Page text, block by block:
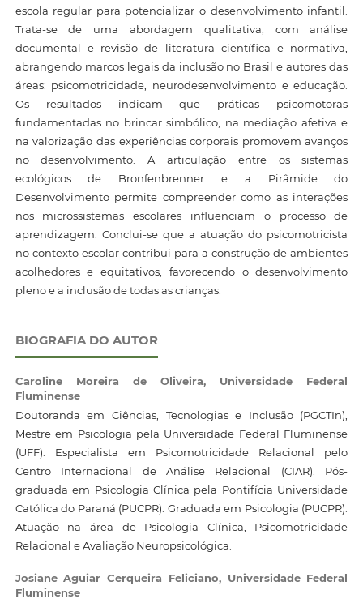
escola regular para potencializar o desenvolvimento infantil.
Trata-se de uma abordagem qualitativa, com análise
documental e revisão de literatura científica e normativa,
abrangendo marcos legais da inclusão no Brasil e autores das
áreas: psicomotricidade, neurodesenvolvimento e educação.
Os resultados indicam que práticas psicomotoras
fundamentadas no brincar simbólico, na mediação afetiva e
na valorização das experiências corporais promovem avanços
no desenvolvimento. A articulação entre os sistemas
ecológicos de Bronfenbrenner e a Pirâmide do
Desenvolvimento permite compreender como as interações
nos microssistemas escolares influenciam o processo de
aprendizagem. Conclui-se que a atuação do psicomotricista
no contexto escolar contribui para a construção de ambientes
acolhedores e equitativos, favorecendo o desenvolvimento
pleno e a inclusão de todas as crianças.
BIOGRAFIA DO AUTOR
Caroline Moreira de Oliveira, Universidade Federal
Fluminense
Doutoranda em Ciências, Tecnologias e Inclusão (PGCTIn),
Mestre em Psicologia pela Universidade Federal Fluminense
(UFF). Especialista em Psicomotricidade Relacional pelo
Centro Internacional de Análise Relacional (CIAR). Pós-
graduada em Psicologia Clínica pela Pontifícia Universidade
Católica do Paraná (PUCPR). Graduada em Psicologia (PUCPR).
Atuação na área de Psicologia Clínica, Psicomotricidade
Relacional e Avaliação Neuropsicológica.
Josiane Aguiar Cerqueira Feliciano, Universidade Federal
Fluminense